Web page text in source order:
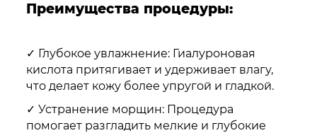
Преимущества процедуры:
✓ Глубокое увлажнение: Гиалуроновая
кислота притягивает и удерживает влагу,
что делает кожу более упругой и гладкой.
✓ Устранение морщин: Процедура
помогает разгладить мелкие и глубокие